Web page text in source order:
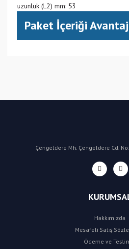
uzunluk (L2) mm: 53
Paket İçeriği
Çengeldere Mh. Çengeldere Cd.
Hakkımızda
Mesafeli Satış
Ödeme ve